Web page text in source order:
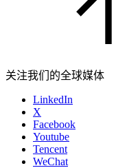
关注我们的全球媒体
LinkedIn
X
Facebook
Youtube
Tencent
WeChat